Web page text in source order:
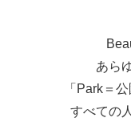
あら
「Park＝
すべての